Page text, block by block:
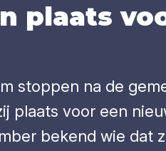
plaats
stoppen na de
voor een
bekend wie dat